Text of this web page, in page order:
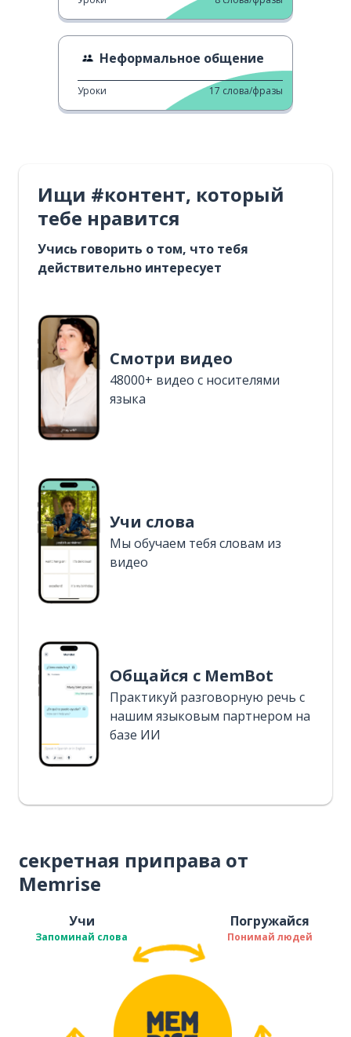
Неформальное общение
Уроки 17 слова/фразы
Ищи #контент, который
тебе нравится
Учись говорить о том, что тебя
действительно интересует
Смотри видео
48000+ видео с носителями
языка
Учи слова
Мы обучаем тебя словам из
видео
Общайся с MemBot
Практикуй разговорную речь с
нашим языковым партнером на
базе ИИ
секретная приправа от
Memrise
Учи
Запоминай слова
Погружайся
Понимай людей